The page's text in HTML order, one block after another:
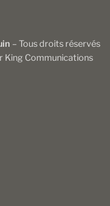
– Tous droits réservés
King Communications